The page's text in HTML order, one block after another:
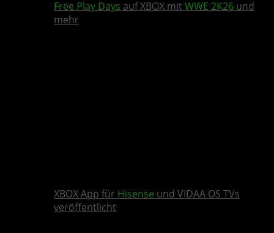
Free Play Days auf XBOX mit WWE 2K26 und
mehr
XBOX App für Hisense und VIDAA OS TVs
veröffentlicht